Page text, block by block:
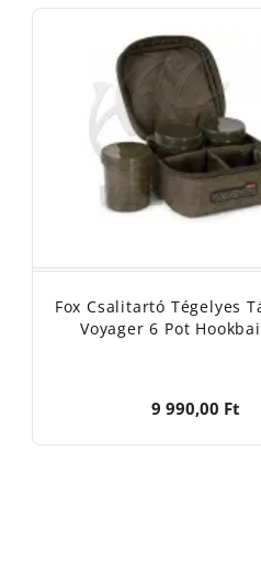
Fox Csalitartó Tégelyes
Voyager 6 Pot
9 990,00 Ft